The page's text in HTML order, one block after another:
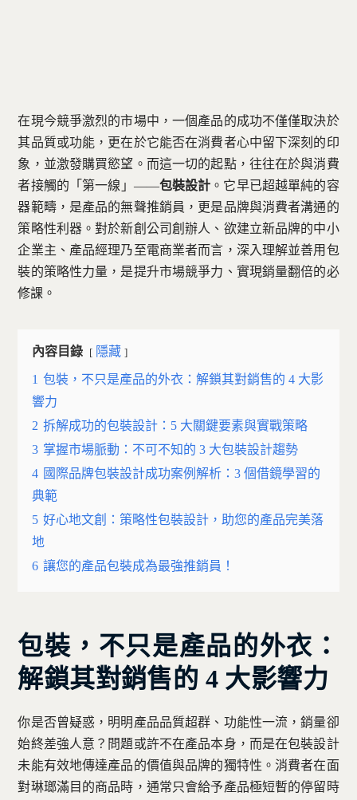
在現今競爭激烈的市場中，一個產品的成功不僅僅取決於
其品質或功能，更在於它能否在消費者心中留下深刻的印
象，並激發購買慾望。而這一切的起點，往往在於與消費
者接觸的「第一線」——包裝設計 。它早已超越單純的容
器範疇，是產品的無聲推銷員，更是品牌與消費者溝通的
策略性利器。對於新創公司創辦人、欲建立新品牌的中小
企業主、產品經理乃至電商業者而言，深入理解並善用包
裝的策略性力量，是提升市場競爭力、實現銷量翻倍的必
修課。
內容目錄 隱藏
1 包裝，不只是產品的外衣：解鎖其對銷售的 4 大影
響力
2 拆解成功的包裝設計：5 大關鍵要素與實戰策略
3 掌握市場脈動：不可不知的 3 大包裝設計趨勢
4 國際品牌包裝設計成功案例解析：3 個借鏡學習的
典範
5 好心地文創：策略性包裝設計，助您的產品完美落
地
6 讓您的產品包裝成為最強推銷員！
包裝，不只是產品的外衣：
解鎖其對銷售的 4 大影響力
你是否曾疑惑，明明產品品質超群、功能性一流，銷量卻
始終差強人意？問題或許不在產品本身，而是在包裝設計
未能有效地傳達產品的價值與品牌的獨特性。消費者在面
對琳瑯滿目的商品時，通常只會給予產品極短暫的停留時